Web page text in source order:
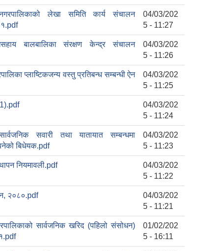
लेखा समिति कार्य संचालन
04/03/202
5 - 11:27
बालबालिका संरक्षण केन्द्र संचालन
04/03/202
5 - 11:26
प्लाष्टिकजन्य वस्तु प्रतिबन्ध सम्बन्धी ऐन
04/03/202
5 - 11:25
04/03/202
5 - 11:24
सवारी तथा यातायात सम्बन्धमा
बिधेयक.pdf
04/03/202
5 - 11:23
नियमावली.pdf
04/03/202
5 - 11:22
२०८०.pdf
04/03/202
5 - 11:21
सार्वजनिक खरिद (पहिलो संसोधन)
01/02/202
5 - 16:11